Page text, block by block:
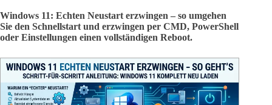
Windows 11: Echten Neustart erzwingen – so umgehen
Sie den Schnellstart und erzwingen per CMD, PowerShell
oder Einstellungen einen vollständigen Reboot.